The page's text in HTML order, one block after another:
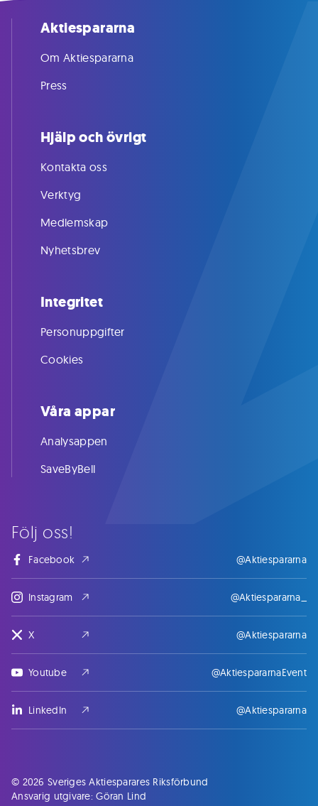
Följ oss!
Facebook @Aktiespararna
Instagram @Aktiespararna_
X @Aktiespararna
Youtube @AktiespararnaEvent
LinkedIn @Aktiespararna
Aktiespararna
Om Aktiespararna
Press
Hjälp och övrigt
Kontakta oss
Verktyg
Medlemskap
Nyhetsbrev
Integritet
Personuppgifter
Cookies
Våra appar
Analysappen
SaveByBell
© 2026 Sveriges Aktiesparares Riksförbund
Ansvarig utgivare: Göran Lind